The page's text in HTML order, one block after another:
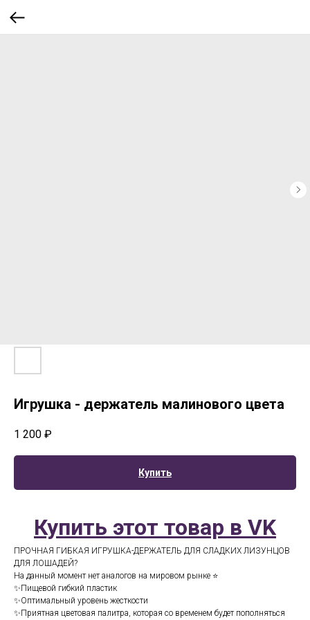
Игрушка - держатель малинового цвета
1 200 ₽
Купить
Купить этот товар в VK
ПРОЧНАЯ ГИБКАЯ ИГРУШКА-ДЕРЖАТЕЛЬ ДЛЯ СЛАДКИХ ЛИЗУНЦОВ
ДЛЯ ЛОШАДЕЙ?
На данный момент нет аналогов на мировом рынке ⭐️
✨Пищевой гибкий пластик
✨Оптимальный уровень жесткости
✨Приятная цветовая палитра, которая со временем будет пополняться